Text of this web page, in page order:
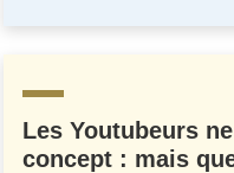
Les Youtubeurs
concept : mais